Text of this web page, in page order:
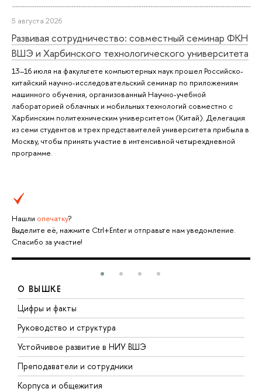
5 августа 2026
Развивая сотрудничество: совместный семинар ФКН
ВШЭ и Харбинского технологического университета
13–16 июля на факультете компьютерных наук прошел Российско-
китайский научно-исследовательский семинар по приложениям
машинного обучения, организованный Научно-учебной
лабораторией облачных и мобильных технологий совместно с
Харбинским политехническим университетом (Китай). Делегация
из семи студентов и трех представителей университета прибыла в
Москву, чтобы принять участие в интенсивной четырехдневной
программе.
Нашли опечатку?
Выделите её, нажмите Ctrl+Enter и отправьте нам уведомление.
Спасибо за участие!
О ВЫШКЕ
Цифры и факты
Руководство и структура
Устойчивое развитие в НИУ ВШЭ
Преподаватели и сотрудники
Корпуса и общежития